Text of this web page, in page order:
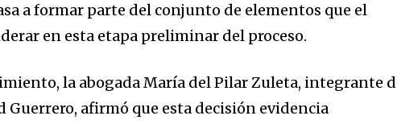
a formar parte del conjunto de elementos que el
en esta etapa preliminar del proceso.
la abogada María del Pilar Zuleta, integrante
Guerrero, afirmó que esta decisión evidencia